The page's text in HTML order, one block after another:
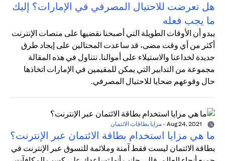
هل تعرضت للاحتيال المصرفي في الإمارات؟ إليك
ما يجب فعله
يبدو أن الأوقات الطويلة التي أصبحنا نقضيها على منصات الإنترنت
أكثر من أي وقت مضى، قد ساعدت المحتالين على إيجاد طرق
جديدة لخداعنا والاستيلاء على أموالنا. نتناول في هذه المقالة
مجموعة من التدابير التي يمكن للمقيمين في الإمارات اتخاذها
حال وقوعهم ضحايا للاحتيال المصرفي.
- مزايا بطاقات الائتمان
ما هي مزايا استخدام بطاقة الائتمان عبر الإنترنت؟
بطاقة الائتمان ليست فقط آمنة وملائمة للتسوق عبر الإنترنت في